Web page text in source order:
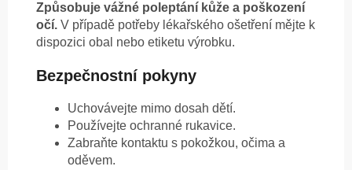
Způsobuje vážné poleptání kůže a poškození
očí. V případě potřeby lékařského ošetření mějte k
dispozici obal nebo etiketu výrobku.
Bezpečnostní pokyny
Uchovávejte mimo dosah dětí.
Používejte ochranné rukavice.
Zabraňte kontaktu s pokožkou, očima a
oděvem.